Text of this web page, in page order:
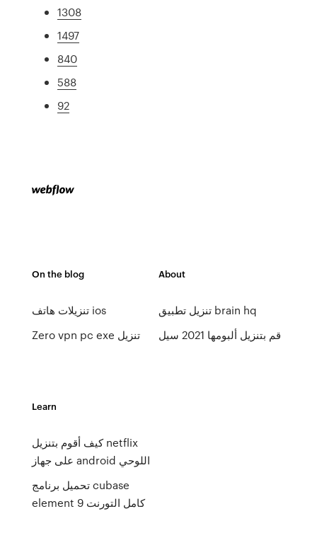
1308
1497
840
588
92
On the blog
تنزيلات هاتف ios
Zero vpn pc exe تنزيل
About
تنزيل تطبيق brain hq
قم بتنزيل ألبومها 2021 سيل
Learn
كيف أقوم بتنزيل netflix
على جهاز android اللوحي
تحميل برنامج cubase
element 9 كامل التورنت